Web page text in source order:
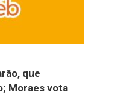
que
Moraes vota